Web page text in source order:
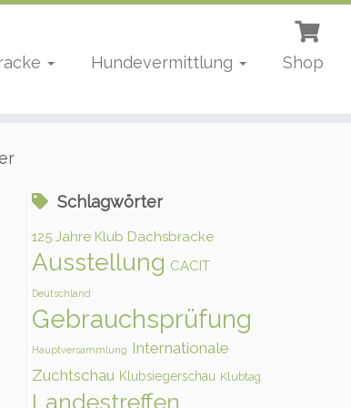
Hundevermittlung Shop
Schlagwörter
125 Jahre Klub Dachsbracke
Ausstellung CACIT
Deutschland
Gebrauchsprüfung
Hauptversammlung Internationale
Zuchtschau Klubsiegerschau Klubtag
Landestreffen